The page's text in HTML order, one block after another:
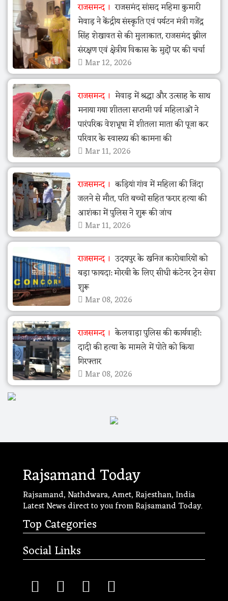
राजसमन्द
राजसमंद सांसद महिमा कुमारी
मेवाड़ ने केंद्रीय संस्कृति एवं पर्यटन मंत्री गजेंद्र
सिंह शेखावत से की मुलाकात, राजसमंद झील
संरक्षण एवं क्षेत्रीय विकास के मुद्दों पर की चर्चा
Mar 12, 2026
राजसमन्द
मेवाड़ में श्रद्धा और उत्साह के साथ
मनाया गया शीतला सप्तमी पर्व महिलाओं ने
पारंपरिक वेशभूषा में शीतला माता की पूजा कर
परिवार के स्वास्थ्य की कामना की
Mar 11, 2026
राजसमन्द
कड़ियां गांव में महिला की जिंदा
जलने से मौत, पति बच्चों सहित फरार हत्या की
आशंका में पुलिस ने शुरू की जांच
Mar 11, 2026
राजसमन्द
उदयपुर के खनिज कारोबारियों को
बड़ा फायदा: मोरबी के लिए सीधी कंटेनर ट्रेन सेवा
शुरू
Mar 08, 2026
राजसमन्द
केलवाड़ा पुलिस की कार्यवाही:
दादी की हत्या के मामले में पोते को किया
गिरफ्तार
Mar 08, 2026
Rajsamand Today
Rajsamand, Nathdwara, Amet, Rajesthan, India
Latest News direct to you from Rajsamand Today.
Top Categories
Social Links